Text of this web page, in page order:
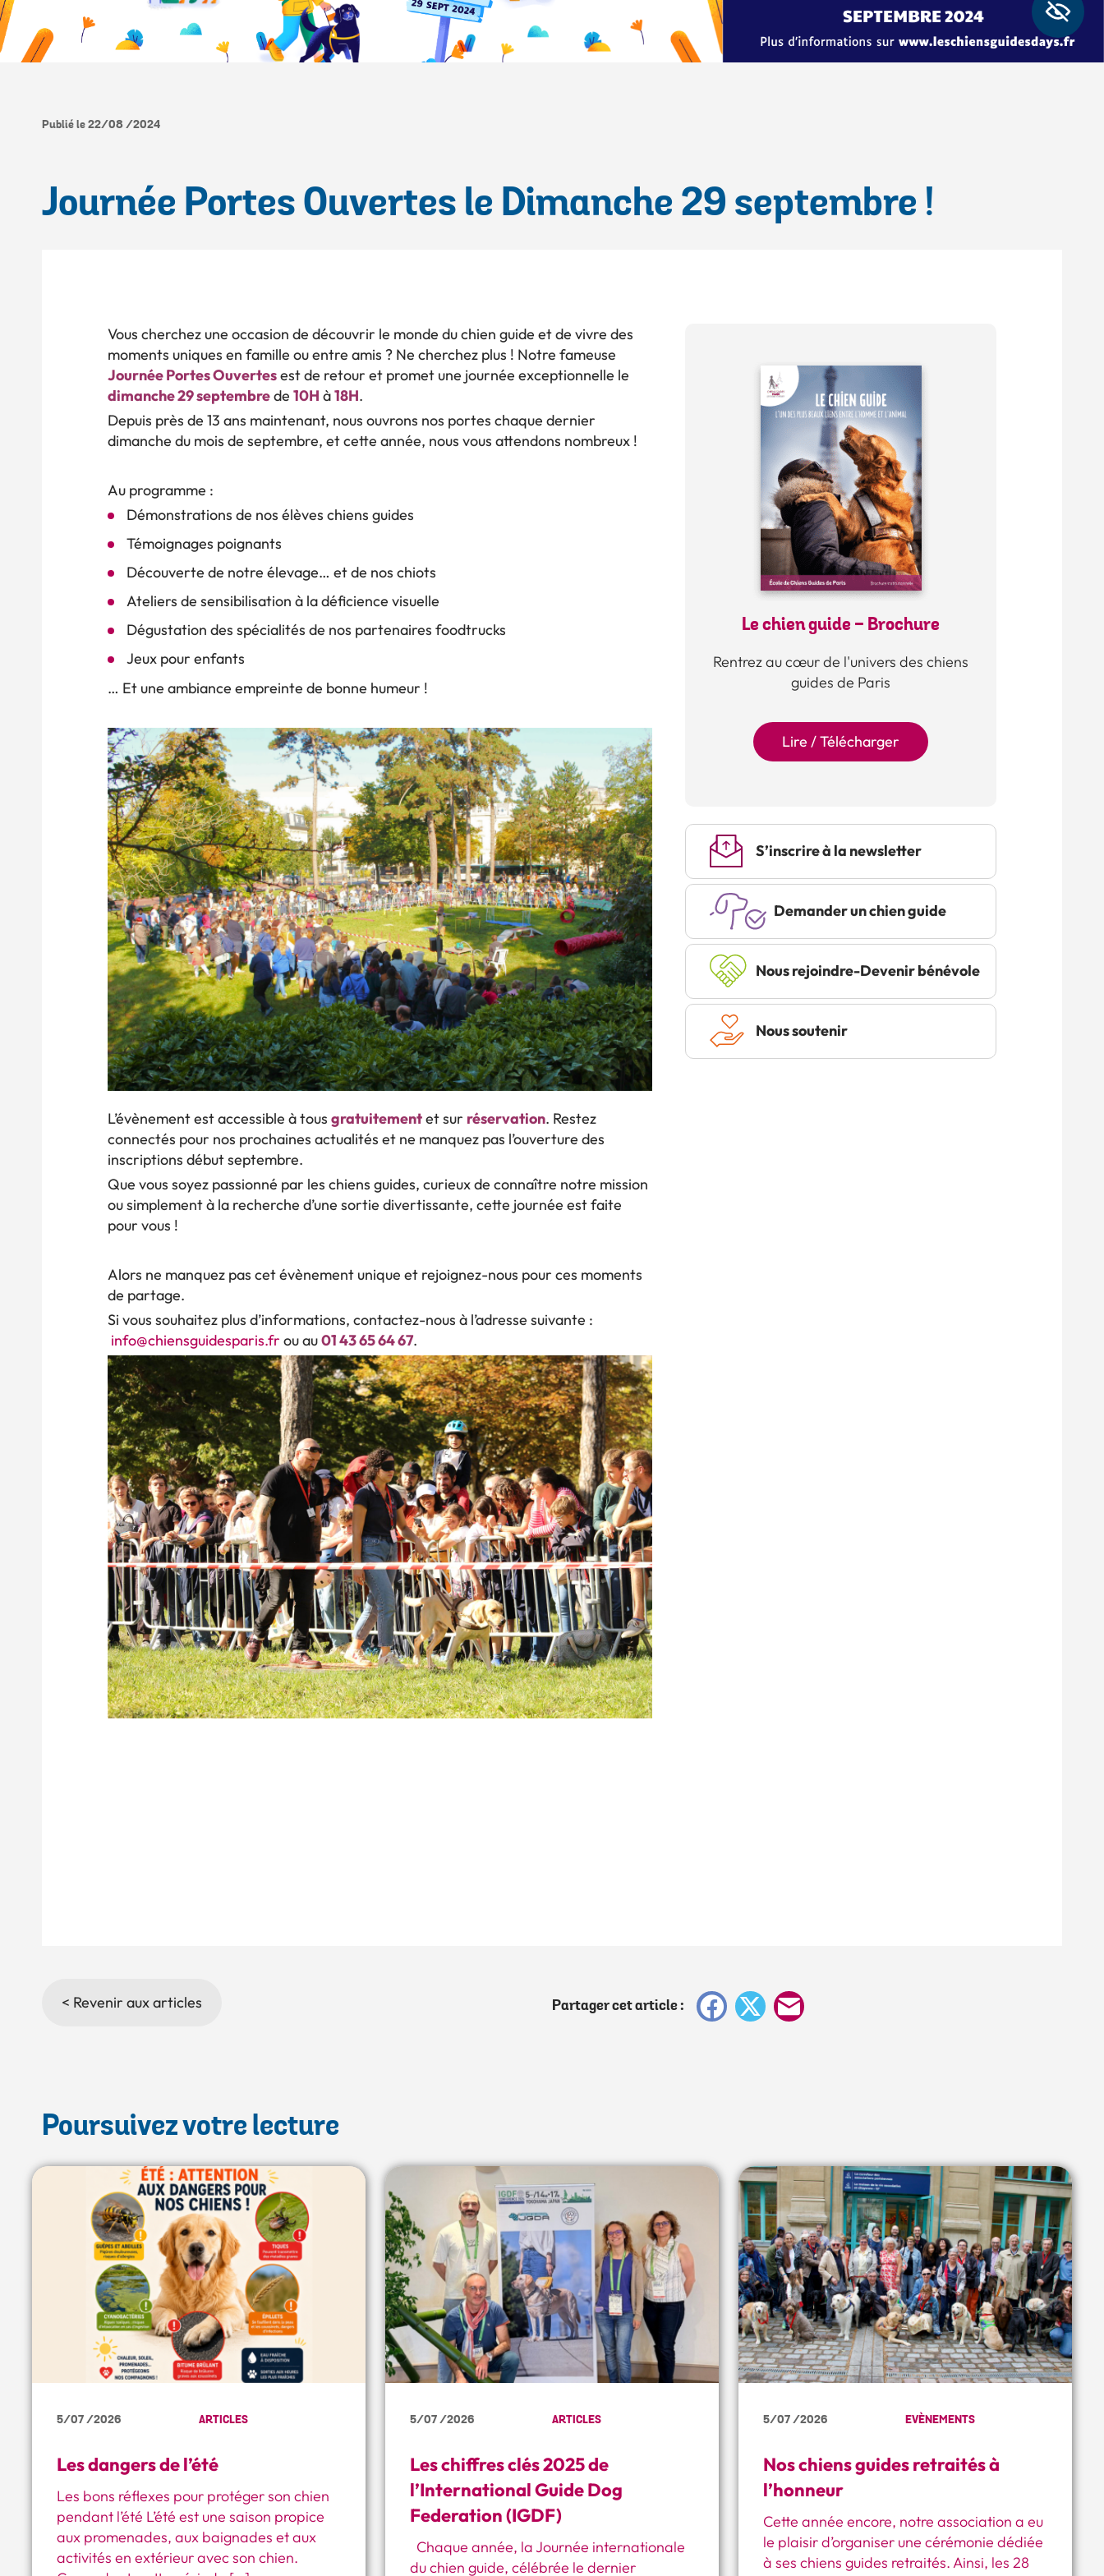
Publié le 22/08 /2024
Journée Portes Ouvertes le Dimanche 29 septembre !
Vous cherchez une occasion de découvrir le monde du chien guide et de vivre des
moments uniques en famille ou entre amis ? Ne cherchez plus ! Notre fameuse
Journée Portes Ouvertesest de retour et promet une journée exceptionnelle le
dimanche 29 septembrede 10H à18H.
Depuis près de 13 ans maintenant, nous ouvrons nos portes chaque dernier
dimanche du mois de septembre, et cette année, nous vous attendons nombreux !
Au programme :
Démonstrations de nos élèves chiens guides
Témoignages poignants
Découverte de notre élevage… et de nos chiots
Ateliers de sensibilisation à la déficience visuelle
Dégustation des spécialités de nos partenaires foodtrucks
Jeux pour enfants
… Et une ambiance empreinte de bonne humeur !
L’évènement est accessible à tous gratuitementet sur réservation. Restez
connectés pour nos prochaines actualités et ne manquez pas l’ouverture des
inscriptions début septembre.
Que vous soyez passionné par les chiens guides, curieux de connaître notre mission
ou simplement à la recherche d’une sortie divertissante, cette journée est faite
pour vous !
Alors ne manquez pas cet évènement unique et rejoignez-nous pour ces moments
de partage.
Si vous souhaitez plus d’informations, contactez-nous à l’adresse suivante :
info@chiensguidesparis.fr ou au01 43 65 64 67.
Le chien guide - Brochure
Rentrez au cœur de l'univers des chiens
guides de Paris
Lire / Télécharger
S’inscrire à la newsletter
Demander un chien guide
Nous rejoindre-Devenir bénévole
Nous soutenir
< Revenir aux articles Partager cet article : Facebook
X
Poursuivez votre lecture
Les dangers de l’été
Les bons réflexes pour protéger son chien
pendant l’été L’été est une saison propice
aux promenades, aux baignades et aux
activités en extérieur avec son chien.
5/07 /2026 ARTICLES
Les chiffres clés 2025 de
l’International Guide Dog
Federation (IGDF)
Chaque année, la Journée internationale
du chien guide, célébrée le dernier
5/07 /2026 ARTICLES
Nos chiens guides retraités à
l’honneur
Cette année encore, notre association a eu
le plaisir d’organiser une cérémonie dédiée
à ses chiens guides retraités. Ainsi, les 28
5/07 /2026 EVÈNEMENTS